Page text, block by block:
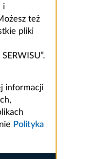
i
też
pliki
informacji
Polityka